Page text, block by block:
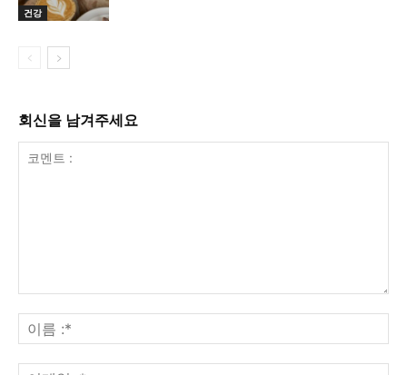
건강
회신을 남겨주세요